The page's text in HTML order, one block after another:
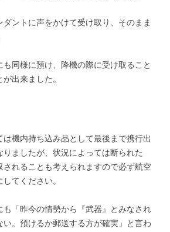
ダントに声をかけて受け取り、そのまま
も同様に預け、降機の際に受け取ること
出来ました。
機内持ち込み品として最後まで携行出
ましたが、状況によっては断られた
されることも考えられますので必ず航空
てください。
も「昨今の情勢から『武器』とみなされ
い。預けるか郵送する方が確実」と言わ